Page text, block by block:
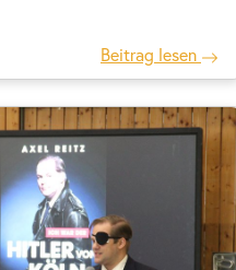
Beitrag lesen